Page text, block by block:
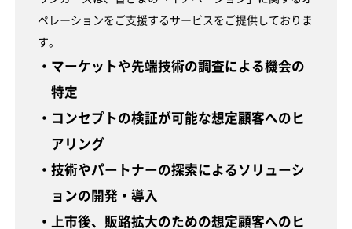
ペレーションをご支援するサービスをご提供しておりま
す。
・マーケットや先端技術の調査による機会の
特定
・コンセプトの検証が可能な想定顧客へのヒ
アリング
・技術やパートナーの探索によるソリューシ
ョンの開発・導入
・上市後、販路拡大のための想定顧客へのヒ